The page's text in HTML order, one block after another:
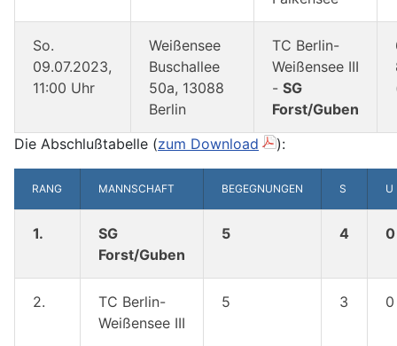
So.
09.07.2023,
11:00 Uhr
Weißensee
Buschallee
50a, 13088
Berlin
TC Berlin-
Weißensee III
- SG
Forst/Guben
Die Abschlußtabelle (zum Download ):
RANG MANNSCHAFT BEGEGNUNGEN S U
1.
SG
Forst/Guben
5 4 0
2.
TC Berlin-
Weißensee III
5 3 0